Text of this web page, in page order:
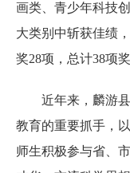
画类、青少年科技
大类别中斩获佳绩
奖28项，总计38项
近年来，麟游
教育的重要抓手，
师生积极参与省、